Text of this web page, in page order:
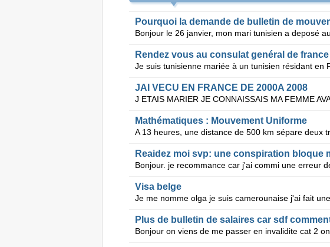
Pourquoi la demande de bulletin de
Rendez vous au consulat genéral de
JAI VECU EN FRANCE DE 2000A 2008
Mathématiques : Mouvement Uniforme
Reaidez moi svp: une conspiration bloque
Visa belge
Plus de bulletin de salaires car sdf